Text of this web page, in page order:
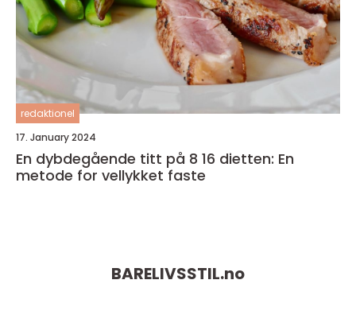
redaktionel
17. January 2024
En dybdegående titt på 8 16 dietten: En
metode for vellykket faste
BARELIVSSTIL.no